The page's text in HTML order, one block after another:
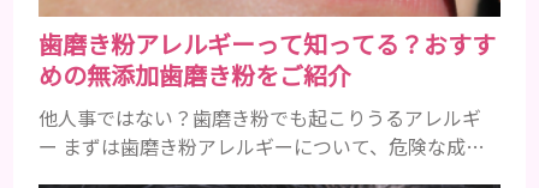
歯磨き粉アレルギーって知ってる？おすす
めの無添加歯磨き粉をご紹介
他人事ではない？歯磨き粉でも起こりうるアレルギ
ー まずは歯磨き粉アレルギーについて、危険な成分